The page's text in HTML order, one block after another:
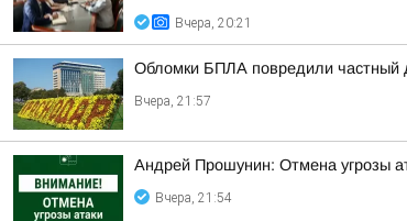
Вчера, 20:21
Обломки БПЛА повредили частный
Вчера, 21:57
Андрей Прошунин: Отмена угрозы
Вчера, 21:54